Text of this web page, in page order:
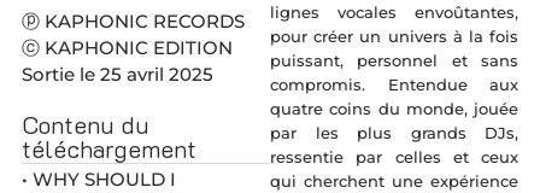
ⓟ KAPHONIC RECORDS
ⓒ KAPHONIC EDITION
Sortie le 25 avril 2025
Contenu du
téléchargement
• WHY SHOULD I
lignes vocales envoûtantes,
pour créer un univers à la fois
puissant, personnel et sans
compromis. Entendue aux
quatre coins du monde, jouée
par les plus grands DJs,
ressentie par celles et ceux
qui cherchent une expérience